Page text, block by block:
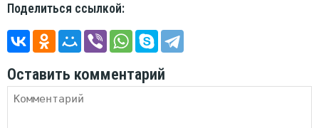
Поделиться ссылкой:
Оставить комментарий